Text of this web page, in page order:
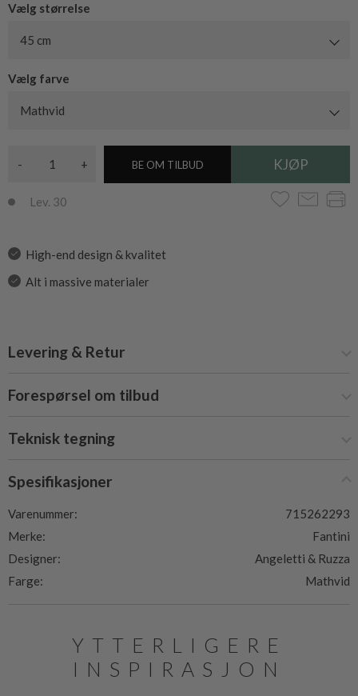
Vælg størrelse
45 cm
Vælg farve
Mathvid
- + BE OM TILBUD
Lev. 30
High-end design & kvalitet
Alt i massive materialer
Levering & Retur
Forespørsel om tilbud
Teknisk tegning
Spesifikasjoner
Varenummer:
715262293
Merke:
Fantini
Designer:
Angeletti & Ruzza
Farge:
Mathvid
YTTERLIGERE
INSPIRASJON